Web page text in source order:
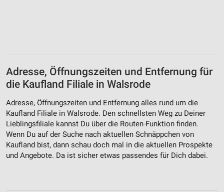
Adresse, Öffnungszeiten und Entfernung für
die Kaufland Filiale in Walsrode
Adresse, Öffnungszeiten und Entfernung alles rund um die
Kaufland Filiale in Walsrode. Den schnellsten Weg zu Deiner
Lieblingsfiliale kannst Du über die Routen-Funktion finden.
Wenn Du auf der Suche nach aktuellen Schnäppchen von
Kaufland bist, dann schau doch mal in die aktuellen Prospekte
und Angebote. Da ist sicher etwas passendes für Dich dabei.